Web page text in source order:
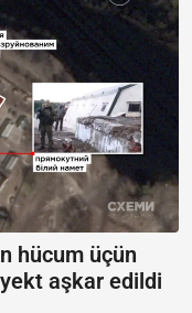
hücum üçün
aşkar edildi